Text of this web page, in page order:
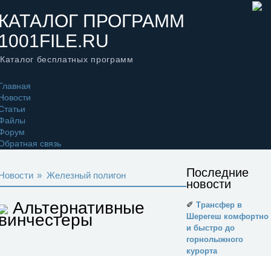
ПРОГРАММ
Каталог бесплатных программ
связь
» Железный полигон
Альтернативные
Последние
новости
✐ Трансфер в
Шерегеш комфортно
и быстро до
горнолыжного
курорта